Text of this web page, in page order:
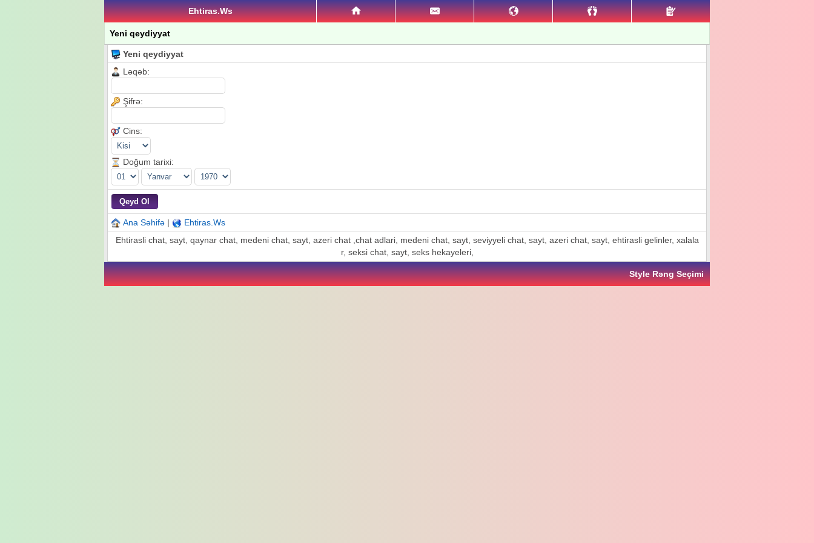
Ehtiras.Ws
Yeni qeydiyyat
Yeni qeydiyyat
Ləqəb:
Şifrə:
Cins:
Doğum tarixi:
Ana Səhifə |
Ehtiras.Ws
Ehtirasli chat, sayt, qaynar chat, medeni chat, sayt, azeri chat ,chat adlari, medeni chat, sayt, seviyyeli chat, sayt, azeri chat, sayt, ehtirasli gelinler, xalala
r, seksi chat, sayt, seks hekayeleri,
Style Rəng Seçimi